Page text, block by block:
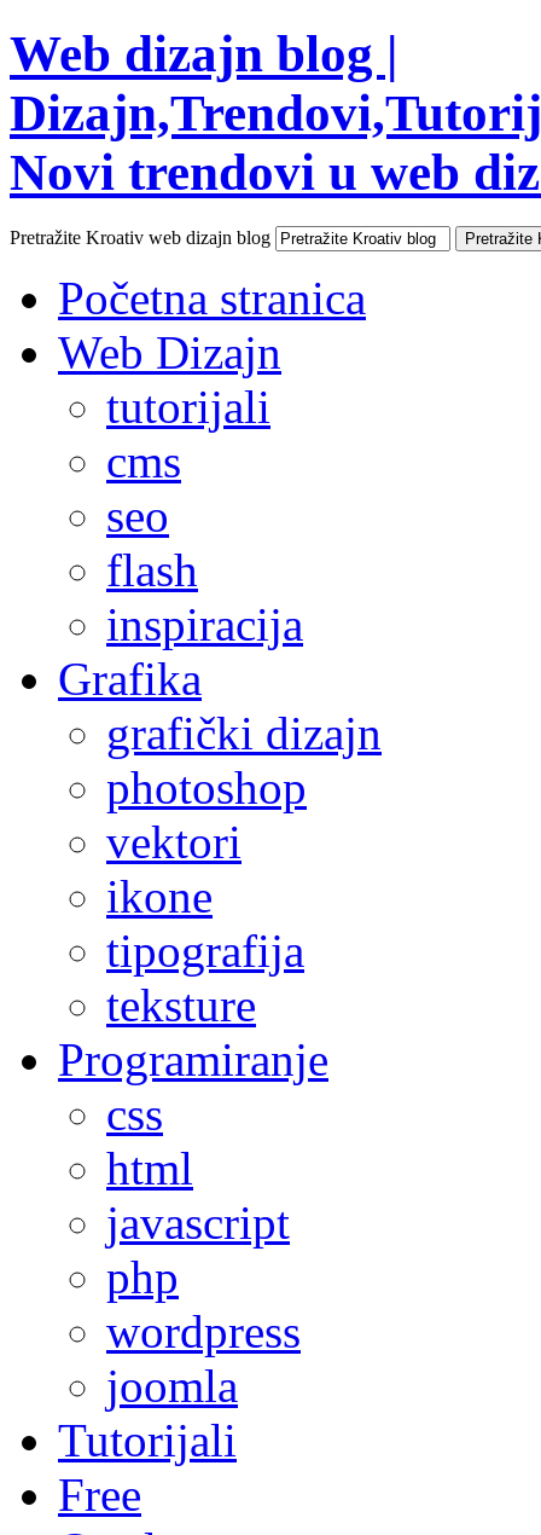
Web dizajn blog |
Novi trendovi u web
Pretražite Kroativ web dizajn blog
Početna stranica
Web Dizajn
tutorijali
cms
seo
flash
inspiracija
Grafika
grafički dizajn
photoshop
vektori
ikone
tipografija
teksture
Programiranje
css
html
javascript
php
wordpress
joomla
Tutorijali
Free